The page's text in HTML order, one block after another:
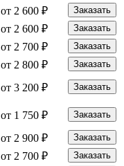
от 2 600 ₽ Заказать
от 2 600 ₽ Заказать
от 2 700 ₽ Заказать
от 2 800 ₽ Заказать
от 3 200 ₽ Заказать
от 1 750 ₽ Заказать
от 2 900 ₽ Заказать
от 2 700 ₽ Заказать